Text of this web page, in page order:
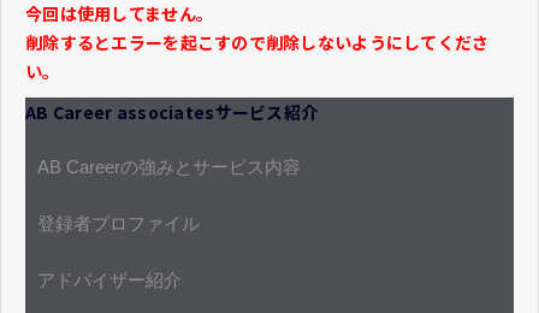
今回は使用してません。
削除するとエラーを起こすので削除しないようにしてくださ
い。
AB Career associatesサービス紹介
AB Careerの強みとサービス内容
登録者プロファイル
アドバイザー紹介